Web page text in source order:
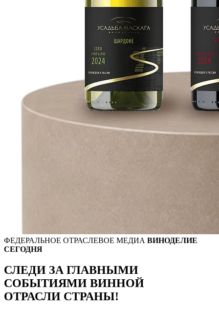
ФЕДЕРАЛЬНОЕ ОТРАСЛЕВОЕ МЕДИА ВИНОДЕЛИЕ
СЕГОДНЯ
СЛЕДИ ЗА ГЛАВНЫМИ
СОБЫТИЯМИ ВИННОЙ
ОТРАСЛИ СТРАНЫ!